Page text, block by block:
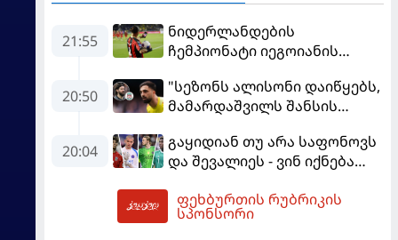
21:55
ნიდერლანდების
ჩემპიონატი იეგოიანის
MVP გახდა
20:50
"სეზონს ალისონი დაიწყებს,
მამარდაშვილს შანსის
მოთმინება სჭირდება,
რომელსაც 100%-ით
"ლივერპულის" ყოფილმა
მეკარემ
20:04
გაყიდიან თუ არა საფონოვს
და შევალიეს - ვინ იქნება
ფეხბურთის რუბრიკის
სპონსორი